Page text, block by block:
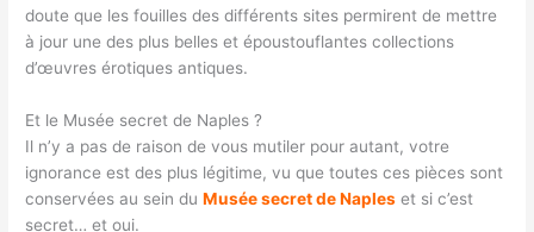
doute que les fouilles des différents sites permirent de mettre
à jour une des plus belles et époustouflantes collections
d’œuvres érotiques antiques.
Et le Musée secret de Naples ?
Il n’y a pas de raison de vous mutiler pour autant, votre
ignorance est des plus légitime, vu que toutes ces pièces sont
conservées au sein duMusée secret de Naples et si c’est
secret… et oui.